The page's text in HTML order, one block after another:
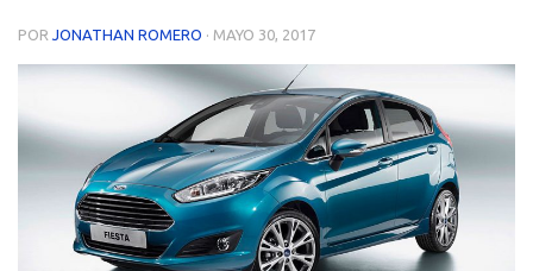
POR JONATHAN ROMERO · MAYO 30, 2017